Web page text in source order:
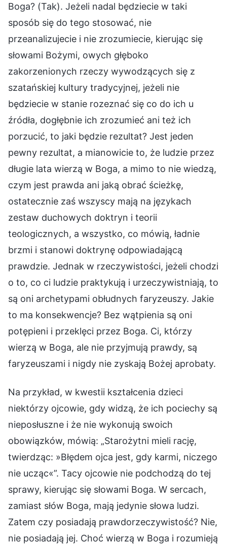
Boga? (Tak). Jeżeli nadal będziecie w taki
sposób się do tego stosować, nie
przeanalizujecie i nie zrozumiecie, kierując się
słowami Bożymi, owych głęboko
zakorzenionych rzeczy wywodzących się z
szatańskiej kultury tradycyjnej, jeżeli nie
będziecie w stanie rozeznać się co do ich u
źródła, dogłębnie ich zrozumieć ani też ich
porzucić, to jaki będzie rezultat? Jest jeden
pewny rezultat, a mianowicie to, że ludzie przez
długie lata wierzą w Boga, a mimo to nie wiedzą,
czym jest prawda ani jaką obrać ścieżkę,
ostatecznie zaś wszyscy mają na językach
zestaw duchowych doktryn i teorii
teologicznych, a wszystko, co mówią, ładnie
brzmi i stanowi doktrynę odpowiadającą
prawdzie. Jednak w rzeczywistości, jeżeli chodzi
o to, co ci ludzie praktykują i urzeczywistniają, to
są oni archetypami obłudnych faryzeuszy. Jakie
to ma konsekwencje? Bez wątpienia są oni
potępieni i przeklęci przez Boga. Ci, którzy
wierzą w Boga, ale nie przyjmują prawdy, są
faryzeuszami i nigdy nie zyskają Bożej aprobaty.
Na przykład, w kwestii kształcenia dzieci
niektórzy ojcowie, gdy widzą, że ich pociechy są
nieposłuszne i że nie wykonują swoich
obowiązków, mówią: „Starożytni mieli rację,
twierdząc: »Błędem ojca jest, gdy karmi, niczego
nie ucząc«”. Tacy ojcowie nie podchodzą do tej
sprawy, kierując się słowami Boga. W sercach,
zamiast słów Boga, mają jedynie słowa ludzi.
Zatem czy posiadają prawdorzeczywistość? Nie,
nie posiadają jej. Choć wierzą w Boga i rozumieją